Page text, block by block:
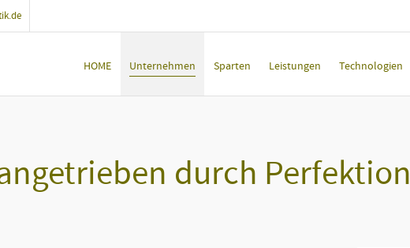
HOME Unternehmen Sparten Leistungen Technologien
durch Perfektion